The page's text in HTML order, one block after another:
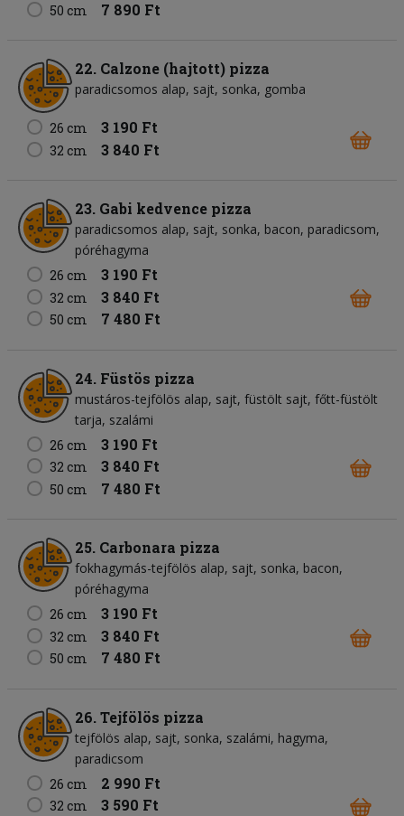
50 cm 7 890 Ft
22. Calzone (hajtott) pizza
paradicsomos alap sajt sonka gomba
26 cm 3 190 Ft
32 cm 3 840 Ft
23. Gabi kedvence pizza
paradicsomos alap sajt sonka bacon paradicsom
póréhagyma
26 cm
3 190 Ft
32 cm 3 840 Ft
50 cm 7 480 Ft
24. Füstös pizza
mustáros-tejfölös alap sajt füstölt sajt főtt-füstölt
tarja szalámi
26 cm
3 190 Ft
32 cm 3 840 Ft
50 cm 7 480 Ft
25. Carbonara pizza
fokhagymás-tejfölös alap sajt sonka bacon
póréhagyma
26 cm
3 190 Ft
32 cm 3 840 Ft
50 cm 7 480 Ft
26. Tejfölös pizza
tejfölös alap sajt sonka szalámi hagyma
paradicsom
26 cm
2 990 Ft
32 cm 3 590 Ft